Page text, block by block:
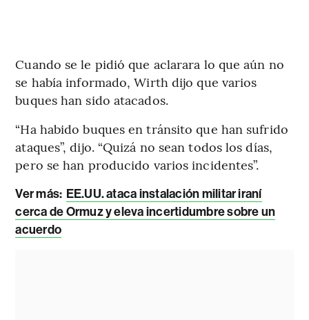
Cuando se le pidió que aclarara lo que aún no
se había informado, Wirth dijo que varios
buques han sido atacados.
“Ha habido buques en tránsito que han sufrido
ataques”, dijo. “Quizá no sean todos los días,
pero se han producido varios incidentes”.
Ver más: EE.UU. ataca instalación militar iraní
cerca de Ormuz y eleva incertidumbre sobre un
acuerdo